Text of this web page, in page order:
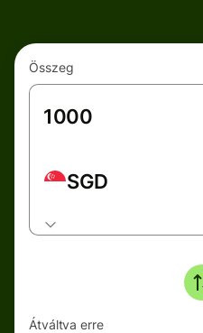
Összeg
SGD
Átváltva erre